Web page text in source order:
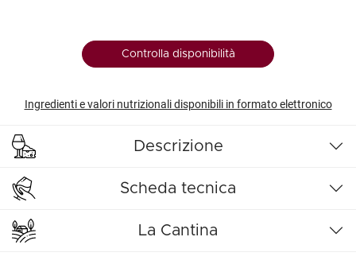
Controlla disponibilità
Ingredienti e valori nutrizionali disponibili in formato elettronico
Descrizione
Scheda tecnica
La Cantina